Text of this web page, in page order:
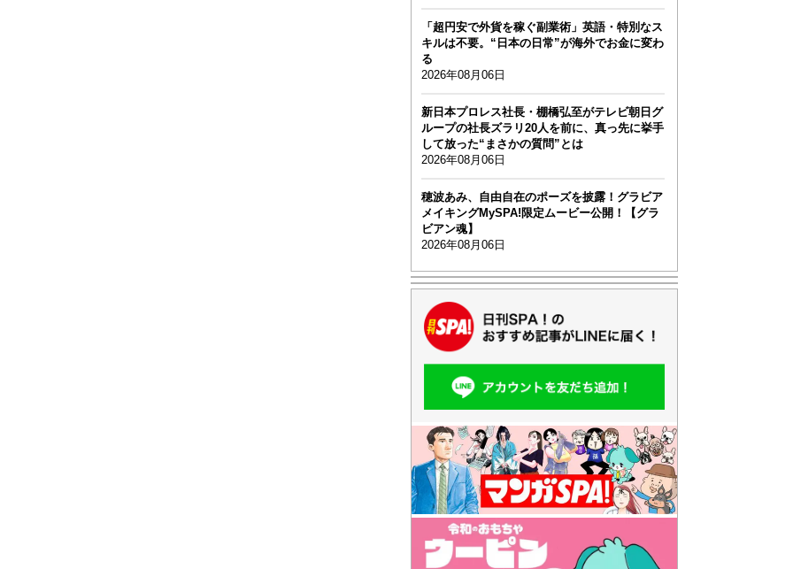
「超円安で外貨を稼ぐ副業術」英語・特別なス
キルは不要。“日本の日常”が海外でお金に変わ
る
2026年08月06日
新日本プロレス社長・棚橋弘至がテレビ朝日グ
ループの社長ズラリ20人を前に、真っ先に挙手
して放った“まさかの質問”とは
2026年08月06日
穂波あみ、自由自在のポーズを披露！グラビア
メイキングMySPA!限定ムービー公開！【グラ
ビアン魂】
2026年08月06日